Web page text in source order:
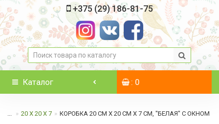
+375 (29) 186-81-75
Каталог : 0
... 20 Х 20 Х 7 КОРОБКА 20 СМ Х 20 СМ Х 7 СМ, "БЕЛАЯ" С ОКНОМ